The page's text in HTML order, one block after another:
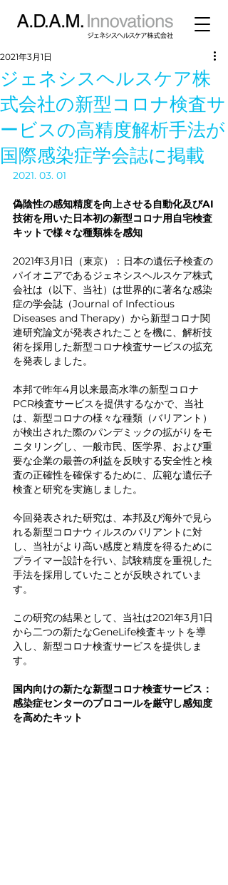
ジェネシスヘルスケア株
式会社の新型コロナ検査サ
ービスの高精度解析手法が
国際感染症学会誌に掲載
2021年3月1日
2021. 03. 01
偽陰性の感知精度を向上させる自動化及びAI
技術を用いた日本初の新型コロナ用自宅検査
キットで様々な種類株を感知
2021年3月1日（東京）：日本の遺伝子検査の
パイオニアであるジェネシスヘルスケア株式
会社は（以下、当社）は世界的に著名な感染
症の学会誌（Journal of Infectious
Diseases and Therapy）から新型コロナ関
連研究論文が発表されたことを機に、解析技
術を採用した新型コロナ検査サービスの拡充
を発表しました。
本邦で昨年4月以来最高水準の新型コロナ
PCR検査サービスを提供するなかで、当社
は、新型コロナの様々な種類（バリアント）
が検出された際のパンデミックの拡がりをモ
ニタリングし、一般市民、医学界、および重
要な企業の最善の利益を反映する安全性と検
査の正確性を確保するために、広範な遺伝子
検査と研究を実施しました。
今回発表された研究は、本邦及び海外で見ら
れる新型コロナウィルスのバリアントに対
し、当社がより高い感度と精度を得るために
プライマー設計を行い、試験精度を重視した
手法を採用していたことが反映されていま
す。
この研究の結果として、当社は2021年3月1日
から二つの新たなGeneLife検査キットを導
入し、新型コロナ検査サービスを提供しま
す。
国内向けの新たな新型コロナ検査サービス：
感染症センターのプロコールを厳守し感知度
を高めたキット